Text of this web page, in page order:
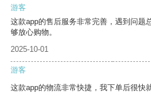
游客
这款app的售后服务非常完善，遇到问题
够放心购物。
2025-10-01
游客
这款app的物流非常快捷，我下单后很快